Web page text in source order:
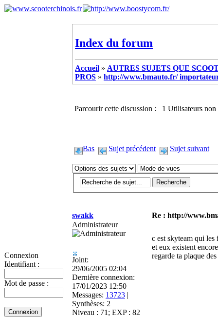
Connexion
Identifiant :
Mot de passe :
Index du forum
Accueil » AUTRES SUJETS QUE
PROS » http://www.bmauto.fr/
Parcourir cette discussion : 1 Utilisateurs non
Bas Sujet précédent Sujet suivant
swakk
Re : http://
Administrateur
Joint:
29/06/2005 02:04
Dernière connexion:
17/01/2023 12:50
Messages: 13723 |
Synthèses: 2
Niveau : 71; EXP : 82
c est skyteam qui les
et eux existent encore
regarde ta plaque